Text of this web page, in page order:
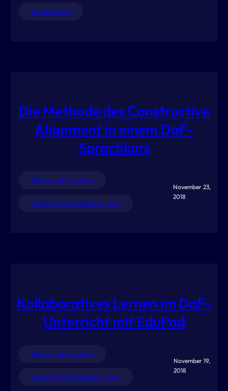
Uncategorized
Die Methode des Constructive
Alignment in einem DaF-
Sprachkurs
Bildung und Forschung
Deutsch als Fremdsprache (DaF)
November 23,
2018
Kollaboratives Lernen im DaF-
Unterricht mit EduPad
Bildung und Forschung
Deutsch als Fremdsprache (DaF)
November 19,
2018